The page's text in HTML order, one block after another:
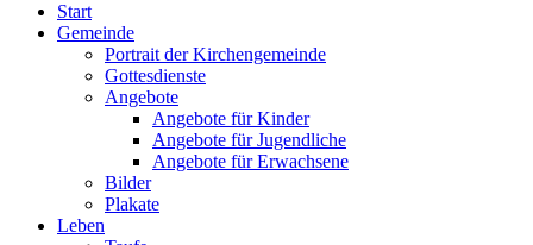
Start
Gemeinde
Portrait der Kirchengemeinde
Gottesdienste
Angebote
Angebote für Kinder
Angebote für Jugendliche
Angebote für Erwachsene
Bilder
Plakate
Leben